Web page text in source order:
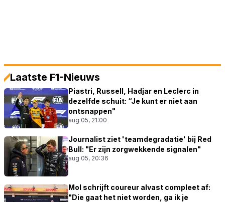
Laatste F1-Nieuws
Piastri, Russell, Hadjar en Leclerc in
dezelfde schuit: “Je kunt er niet aan
ontsnappen"
aug 05, 21:00
Journalist ziet 'teamdegradatie' bij Red
Bull: "Er zijn zorgwekkende signalen"
aug 05, 20:36
Mol schrijft coureur alvast compleet af:
"Die gaat het niet worden, ga ik je